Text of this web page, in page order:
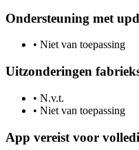
Ondersteuning met
• Niet van toepassing
Uitzonderingen
• N.v.t.
• Niet van toepassing
App vereist voor